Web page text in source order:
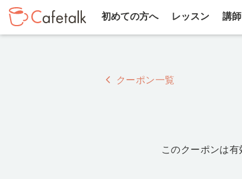
初めての方へ レッスン 講
クーポン一覧
このクーポンは有